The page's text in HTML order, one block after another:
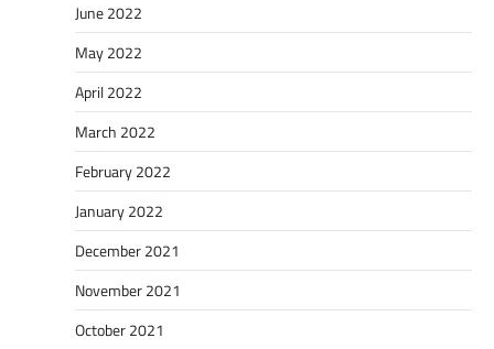
June 2022
May 2022
April 2022
March 2022
February 2022
January 2022
December 2021
November 2021
October 2021